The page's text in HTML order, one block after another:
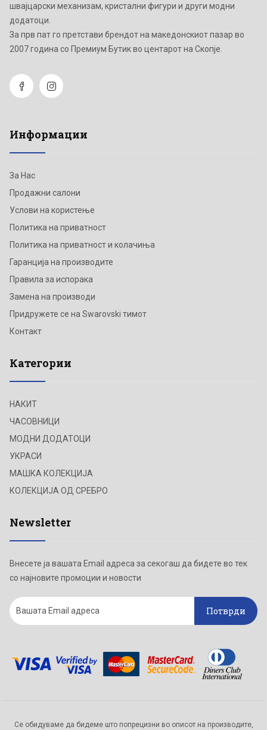
швајцарски механизам, кристални фигури и други модни
додатоци.
Зa прв пат го претстави брендот на македонскиот пазар во
2007 година со Премиум Бутик во центарот на Скопје.
Информации
За Нас
Продажни салони
Услови на користење
Политика на приватност
Политика на приватност и колачиња
Гаранција на производите
Правила за испорака
Замена на производи
Придружете се на Swarovski тимот
Контакт
Категории
НАКИТ
ЧАСОВНИЦИ
МОДНИ ДОДАТОЦИ
УКРАСИ
МАШКА КОЛЕКЦИЈА
КОЛЕКЦИЈА ОД СРЕБРО
Newsletter
Внесете ја вашата Email адреса за секогаш да бидете во тек
со најновите промоции и новости
Потврди
Се обидуваме да бидеме што попрецизни во описот на производите,